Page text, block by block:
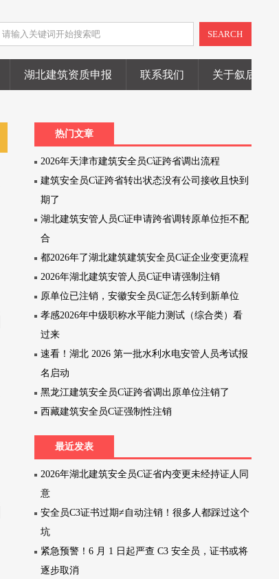
SEARCH
湖北建筑资质申报 联系我们 关于叙后尘
热门文章
2026年天津市建筑安全员C证跨省调出流程
建筑安全员C证跨省转出状态没有公司接收且快到
期了
湖北建筑安管人员C证申请跨省调转原单位拒不配
合
都2026年了湖北建筑建筑安全员C证企业变更流程
2026年湖北建筑安管人员C证申请强制注销
原单位已注销，安徽安全员C证怎么转到新单位
孝感2026年中级职称水平能力测试（综合类）看
过来
速看！湖北 2026 第一批水利水电安管人员考试报
名启动
黑龙江建筑安全员C证跨省调出原单位注销了
西藏建筑安全员C证强制性注销
最近发表
2026年湖北建筑安全员C证省内变更未经持证人同
意
安全员C3证书过期≠自动注销！很多人都踩过这个
坑
紧急预警！6 月 1 日起严查 C3 安全员，证书或将
逐步取消